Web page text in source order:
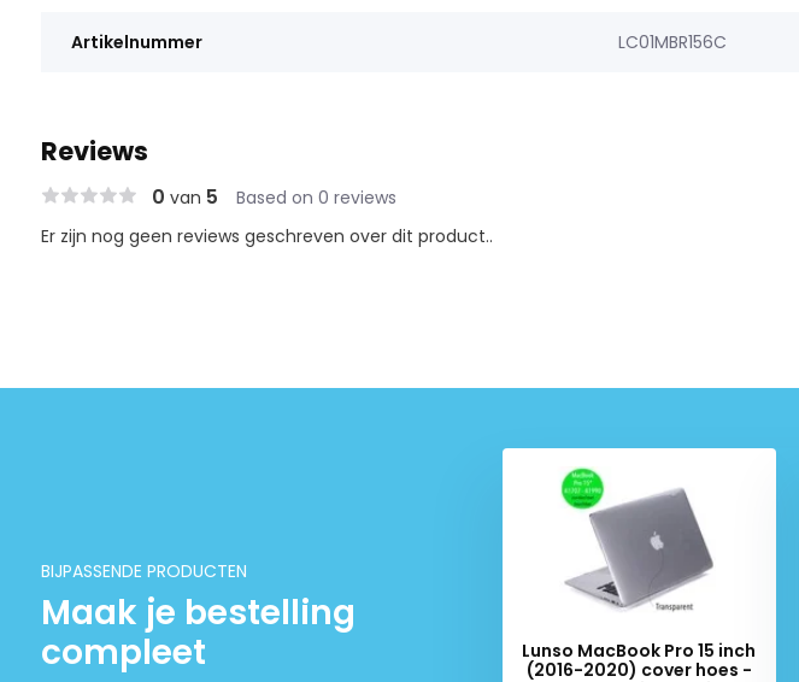
Artikelnummer LC01MBR156C
Reviews
0 van 5 Based on 0 reviews
Er zijn nog geen reviews geschreven over dit product..
BIJPASSENDE PRODUCTEN
Maak je bestelling
compleet
Pro 15 inch
cover hoes -
Lunso MacBook Pro 15 inch
(2016-2020) cover hoes -